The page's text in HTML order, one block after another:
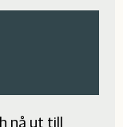
nå ut till